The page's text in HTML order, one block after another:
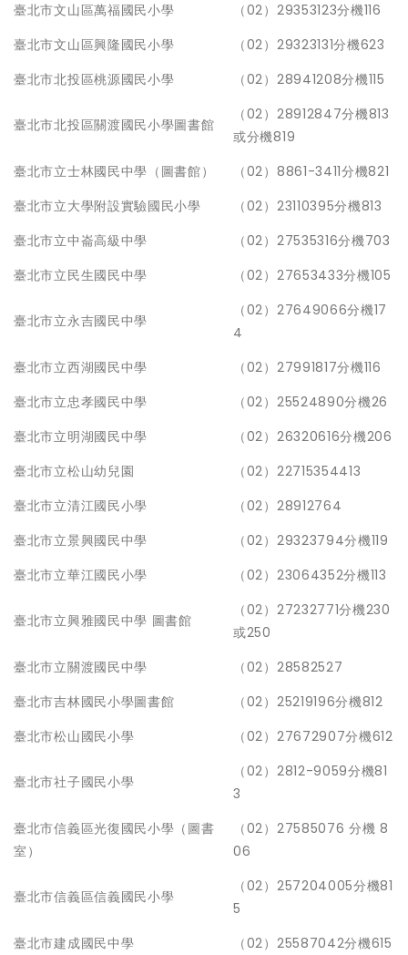
臺北市文山區萬福國民小學
（02）29353123分機116
臺北市文山區興隆國民小學
（02）29323131分機623
臺北市北投區桃源國民小學
（02）28941208分機115
臺北市北投區關渡國民小學圖書館
（02）28912847分機813
或分機819
臺北市立士林國民中學（圖書館）
（02）8861-3411分機821
臺北市立大學附設實驗國民小學
（02）23110395分機813
臺北市立中崙高級中學
（02）27535316分機703
臺北市立民生國民中學
（02）27653433分機105
臺北市立永吉國民中學
（02）27649066分機17
4
臺北市立西湖國民中學
（02）27991817分機116
臺北市立忠孝國民中學
（02）25524890分機26
臺北市立明湖國民中學
（02）26320616分機206
臺北市立松山幼兒園
（02）22715354413
臺北市立清江國民小學
（02）28912764
臺北市立景興國民中學
（02）29323794分機119
臺北市立華江國民小學
（02）23064352分機113
臺北市立興雅國民中學 圖書館
（02）27232771分機230
或250
臺北市立關渡國民中學
（02）28582527
臺北市吉林國民小學圖書館
（02）25219196分機812
臺北市松山國民小學
（02）27672907分機612
臺北市社子國民小學
（02）2812-9059分機81
3
臺北市信義區光復國民小學（圖書
室）
（02）27585076 分機 8
06
臺北市信義區信義國民小學
（02）257204005分機81
5
臺北市建成國民中學
（02）25587042分機615